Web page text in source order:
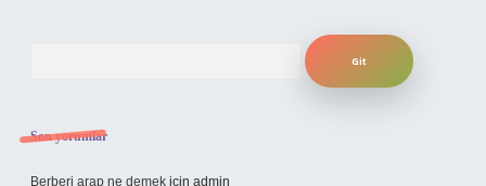
Son yorumlar
Berberi arap ne demek için admin